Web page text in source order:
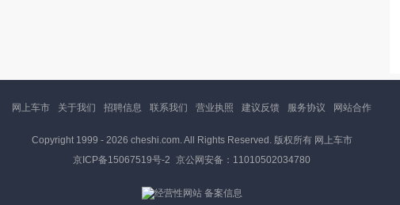
网上车市 关于我们 招聘信息 联系我们 营业执照 建议反馈 服务协议 网站合作
Copyright 1999 - 2026 cheshi.com. All Rights Reserved. 版权所有 网上车市
京ICP备15067519号-2 京公网安备：11010502034780